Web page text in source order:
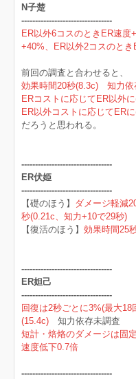
N子楚
---------------------------------
ER以外6コスのときER速
+40%、ER以外2コスのとき
前回の調査と合わせると、
効果時間20秒(8.3c) 知力依
ERコストに応じてER以外
ER以外コストに応じてER
だろうと思われる。
---------------------------------
ER伏姫
---------------------------------
【礎のほう】 ダメージ軽減
秒(0.21c、知力+10で29秒)
【復活のほう】 効果時間25
---------------------------------
ER妲己
---------------------------------
回復は2秒ごとに3%(最大
(15.4c) 知力依存未調査
短計・焙烙のダメージは固
速度低下0.7倍
---------------------------------